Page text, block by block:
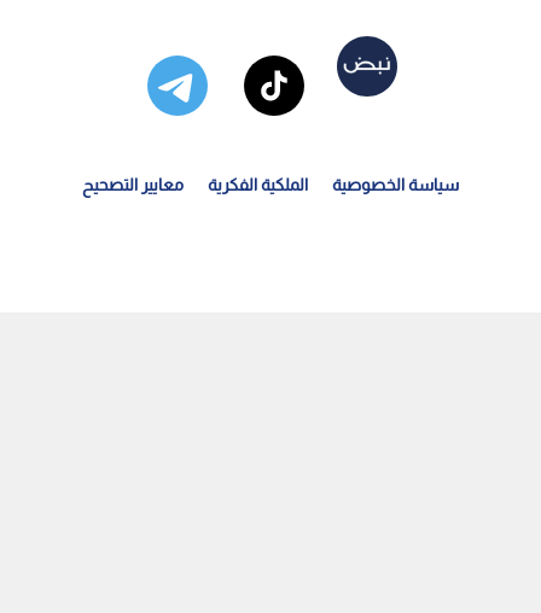
سياسة الخصوصية الملكية الفكرية معايير التصحيح